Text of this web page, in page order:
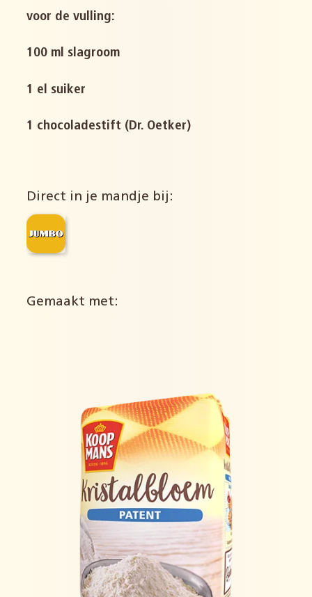
voor de vulling:
100 ml slagroom
1 el suiker
1 chocoladestift (Dr. Oetker)
Direct in je mandje bij:
Gemaakt met: